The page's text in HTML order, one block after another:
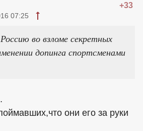
+33
07:25
во взломе секретных
допинга спортсменами
они его за руки